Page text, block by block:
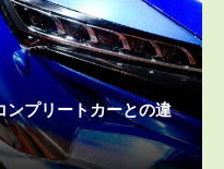
ンプリートカーとの違